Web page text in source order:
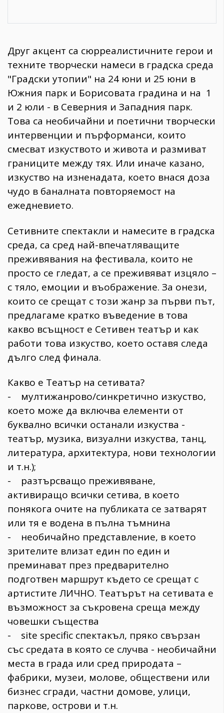
Друг акцент са сюрреалистичните герои и
техните творчески намеси в градска среда
"Градски утопии" на 24 юни и 25 юни в
Южния парк и Борисовата градина и на 1
и 2 юли - в Северния и Западния парк.
Това са необичайни и поетични творчески
интервенции и пърформанси, които
смесват изкуството и живота и размиват
границите между тях. Или иначе казано,
изкуство на изненадата, което внася доза
чудо в баналната повторяемост на
ежедневието.
Сетивните спектакли и намесите в градска
среда, са сред най-впечатляващите
преживявания на фестивала, които не
просто се гледат, а се преживяват изцяло –
с тяло, емоции и въображение. За онези,
които се срещат с този жанр за първи път,
предлагаме кратко въведение в това
какво всъщност е Сетивен театър и как
работи това изкуство, което оставя следа
дълго след финала.
Какво е Театър на сетивата?
- мултижанрово/синкретично изкуство,
което може да включва елементи от
буквално всички останали изкуства -
театър, музика, визуални изкуства, танц,
литература, архитектура, нови технологии
и т.н.);
- разтърсващо преживяване,
активиращо всички сетива, в което
понякога очите на публиката се затварят
или тя е водена в пълна тъмнина
- необичайно представление, в което
зрителите влизат един по един и
преминават през предварително
подготвен маршрут където се срещат с
артистите ЛИЧНО. Театърът на сетивата е
възможност за съкровена среща между
човешки същества
- site specific спектакъл, пряко свързан
със средата в която се случва - необичайни
места в града или сред природата –
фабрики, музеи, молове, обществени или
бизнес сгради, частни домове, улици,
паркове, острови и т.н.